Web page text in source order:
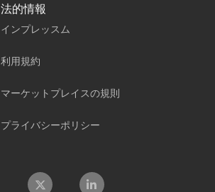
法的情報
インプレッスム
利用規約
マーケットプレイスの規則
プライバシーポリシー